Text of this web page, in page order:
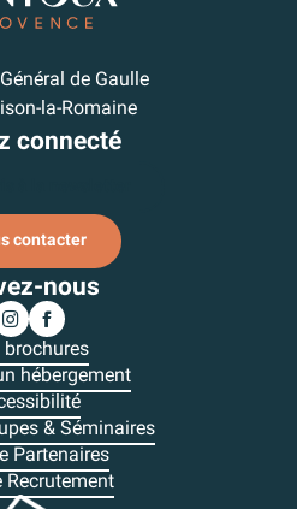
de Gaulle
la-Romaine
connecté
contacter
nous
brochures
hébergement
& Séminaires
Partenaires
Recrutement